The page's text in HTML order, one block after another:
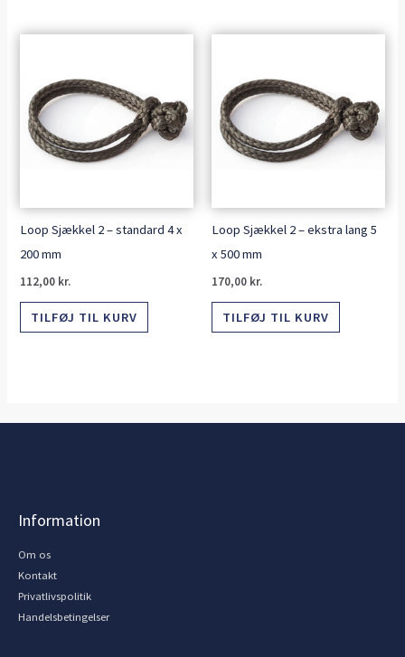
Loop Sjækkel 2 – standard 4 x
200 mm
112,00 kr.
TILFØJ TIL KURV
Loop Sjækkel 2 – ekstra lang 5
x 500 mm
170,00 kr.
TILFØJ TIL KURV
Information
Om os
Kontakt
Privatlivspolitik
Handelsbetingelser